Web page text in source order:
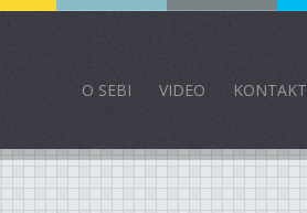
O SEBI VIDEO KONTAKT